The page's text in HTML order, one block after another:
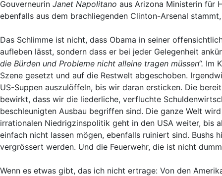
Gouverneurin Janet Napolitano aus Arizona Ministerin für
ebenfalls aus dem brachliegenden Clinton-Arsenal
Das Schlimme ist nicht, dass Obama in seiner
aufleben lässt, sondern dass er bei jeder Gelegenheit
die Bürden und Probleme nicht alleine tragen müssen“. Im
Szene gesetzt und auf die Restwelt abgeschoben.
US-Suppen auszulöffeln, bis wir daran ersticken. Die
bewirkt, dass wir die liederliche, verfluchte
beschleunigten Ausbau begriffen sind. Die ganze Welt
irrationalen Niedrigzinspolitik geht in den USA weiter, bis
einfach nicht lassen mögen, ebenfalls ruiniert sind.
vergrössert werden. Und die Feuerwehr, die ist nicht
Wenn es etwas gibt, das ich nicht ertrage: Von den